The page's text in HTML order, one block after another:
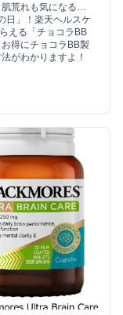
荒れも気になる…
日」！楽天ヘルスケ
える「チョコラBB
得にチョコラBB製
がわかりますよ！